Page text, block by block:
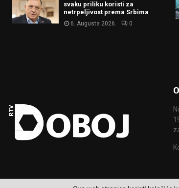
svaku priliku koristi za
netrpeljivost prema Srbima
6. Augusta 2026. 0